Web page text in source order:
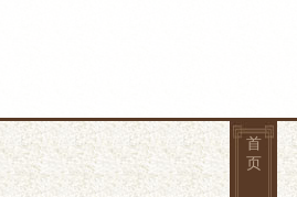
首
页